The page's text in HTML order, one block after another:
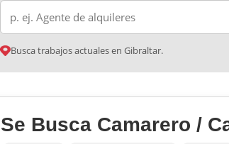
Busca trabajos actuales en Gibraltar.
Se Busca Camarero /